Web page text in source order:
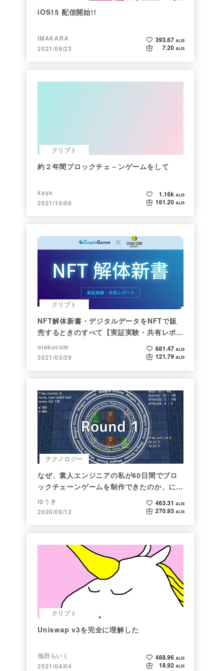
iOS15 配信開始!!
IMAKARA
2021/09/23
393.67 ALIS
7.20 ALIS
クリプト
約２年間ブロックチェ－ンゲームをして
kaya
2021/10/06
1.16k ALIS
161.20 ALIS
クリプト
NFT解体新書・デジタルデータをNFTで販
売するときのすべて【実証実験・共有レポー
ト】
otakucoin
2021/03/29
681.47 ALIS
121.79 ALIS
テクノロジー
なぜ、素人エンジニアの私が60日間でブロ
ックチェーンゲームを制作できたのか、につ
いて語ってみた
ゆうき
2020/08/12
463.31 ALIS
270.93 ALIS
クリプト
Uniswap v3を完全に理解した
池田らいく
2021/04/04
488.96 ALIS
18.92 ALIS